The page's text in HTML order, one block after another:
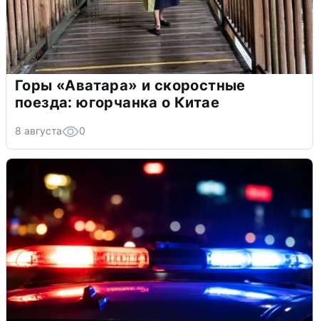
Горы «Аватара» и скоростные
поезда: югорчанка о Китае
8 августа 0